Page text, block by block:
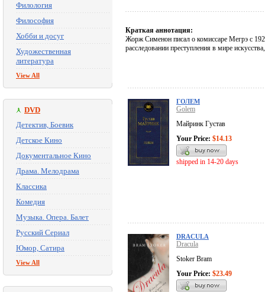
Филология
Философия
Хобби и досуг
Художественная
литература
View All
DVD
Детектив, Боевик
Детское Кино
Документальное Кино
Драма. Мелодрама
Классика
Комедия
Музыка. Опера. Балет
Русский Сериал
Юмор, Сатира
View All
Краткая аннотация:
Жорж Сименон писал о комиссаре Мегрэ с
расследовании преступления в мире
ГОЛЕМ
Golem
Майринк Густав
Your Price: $14.13
shipped in 14-20 days
DRACULA
Dracula
Stoker Bram
Your Price: $23.49